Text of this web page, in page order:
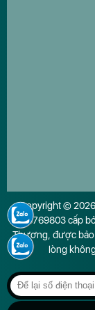
Copyright ©
0316769803 cấp
Thương, được bảo
lòng